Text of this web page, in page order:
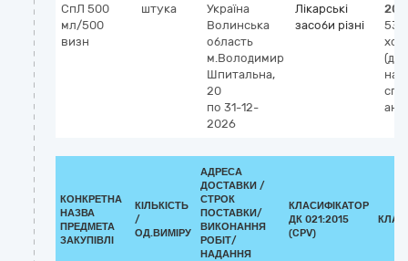
СпЛ 500
мл/500
визн
штука
Україна
Волинська
область
м.Володимир
Шпитальна,
20
по 31-12-
2026
Лікарські
засоби різні
КОНКРЕТНА
НАЗВА
ПРЕДМЕТА
ЗАКУПІВЛІ
КІЛЬКІСТЬ
/
ОД.ВИМІРУ
АДРЕСА
ДОСТАВКИ /
СТРОК
ПОСТАВКИ/
ВИКОНАННЯ
РОБІТ/
НАДАННЯ
КЛАСИФІКАТОР
ДК 021:2015
(CPV)